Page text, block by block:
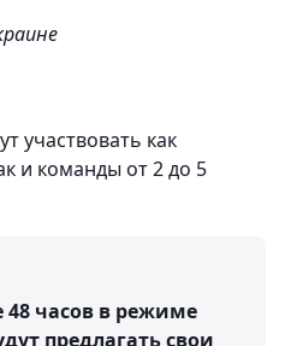
участвовать как
и команды от 2 до 5
48 часов в режиме
предлагать свои